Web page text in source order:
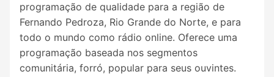
programação de qualidade para a região de
Fernando Pedroza, Rio Grande do Norte, e para
todo o mundo como rádio online. Oferece uma
programação baseada nos segmentos
comunitária, forró, popular para seus ouvintes.